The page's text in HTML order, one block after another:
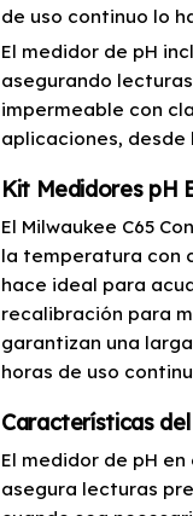
de uso continuo lo
El medidor de pH
asegurando
impermeable con
aplicaciones,
Kit Medidores pH
El Milwaukee C65
la temperatura con
hace ideal para
recalibración para
garantizan una
horas de uso
Características
El medidor de pH
asegura lecturas